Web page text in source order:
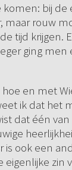
komen: bij
maar rouw
tijd krijgen.
ging men
en met
ik dat het
dat één
is ook een
eigenlijke zin